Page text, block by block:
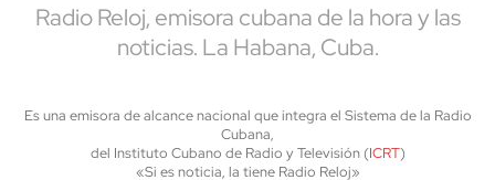
Radio Reloj, emisora cubana de la hora y las
noticias. La Habana, Cuba.
Es una emisora de alcance nacional que integra el Sistema de la Radio
Cubana,
del Instituto Cubano de Radio y Televisión (ICRT)
«Si es noticia, la tiene Radio Reloj»